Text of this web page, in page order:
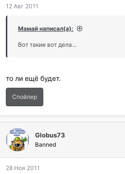
12 Авг 2011
Мамай написал(а):
Вот такие вот дела...
то ли ещё будет.
Спойлер
Globus73
Banned
28 Ноя 2011